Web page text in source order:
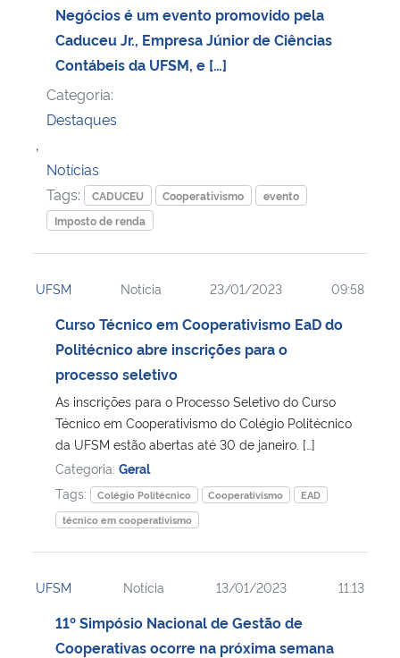
Negócios é um evento promovido pela
Caduceu Jr., Empresa Júnior de Ciências
Contábeis da UFSM, e […]
Categoria:
Destaques
,
Notícias
Tags:
CADUCEU Cooperativismo
evento
Imposto de renda
UFSM Notícia 23/01/2023 09:58
Curso Técnico em Cooperativismo EaD do
Politécnico abre inscrições para o
processo seletivo
As inscrições para o Processo Seletivo do Curso
Técnico em Cooperativismo do Colégio Politécnico
da UFSM estão abertas até 30 de janeiro. […]
Categoria: Geral
Tags:
Colégio Politécnico Cooperativismo
EAD
técnico em cooperativismo
UFSM Notícia 13/01/2023 11:13
11º Simpósio Nacional de Gestão de
Cooperativas ocorre na próxima semana